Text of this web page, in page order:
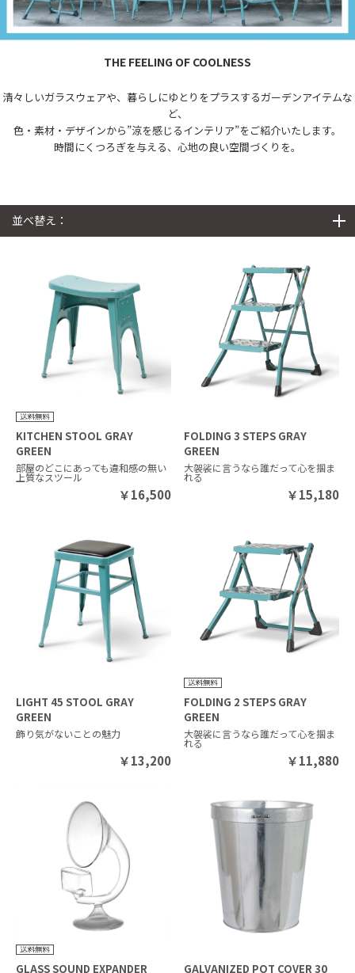
THE FEELING OF COOLNESS
清々しいガラスウェアや、暮らしにゆとりをプラスするガーデンアイテムな
ど、
色・素材・デザインから”涼を感じるインテリア”をご紹介いたします。
時間にくつろぎを与える、心地の良い空間づくりを。
並べ替え：
KITCHEN STOOL GRAY
GREEN
部屋のどこにあっても違和感の無い
上質なスツール
￥16,500
FOLDING 3 STEPS GRAY
GREEN
大袈裟に言うなら誰だって心を掴ま
れる
￥15,180
LIGHT 45 STOOL GRAY
GREEN
飾り気がないことの魅力
￥13,200
FOLDING 2 STEPS GRAY
GREEN
大袈裟に言うなら誰だって心を掴ま
れる
￥11,880
GLASS SOUND EXPANDER GALVANIZED POT COVER 30